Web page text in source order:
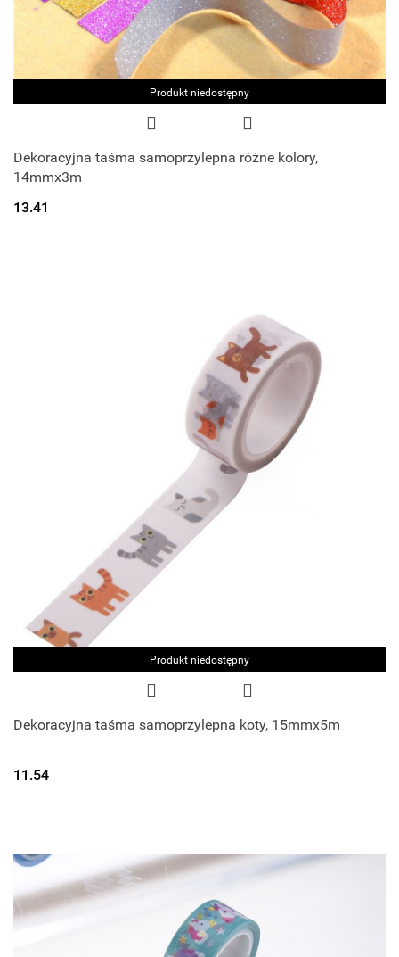
Produkt niedostępny
Dekoracyjna taśma samoprzylepna różne kolory,
14mmx3m
13.41
Produkt niedostępny
Dekoracyjna taśma samoprzylepna koty, 15mmx5m
11.54